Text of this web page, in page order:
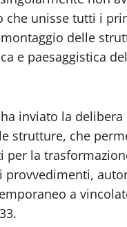
unisse tutti i
delle
e paesaggistica
inviato la
che
per la
a